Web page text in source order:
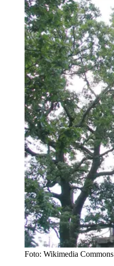
Foto: Wikimedia Commons